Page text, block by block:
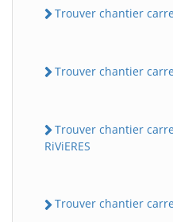
Trouver chantier
Trouver chantier
Trouver chantier
RiViERES
Trouver chantier